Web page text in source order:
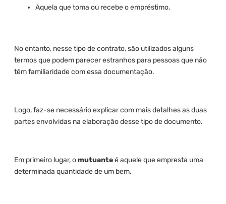
Aquela que toma ou recebe o empréstimo.
No entanto, nesse tipo de contrato, são utilizados alguns
termos que podem parecer estranhos para pessoas que não
têm familiaridade com essa documentação.
Logo, faz-se necessário explicar com mais detalhes as duas
partes envolvidas na elaboração desse tipo de documento.
Em primeiro lugar, omutuanteé aquele que empresta uma
determinada quantidade de um bem.